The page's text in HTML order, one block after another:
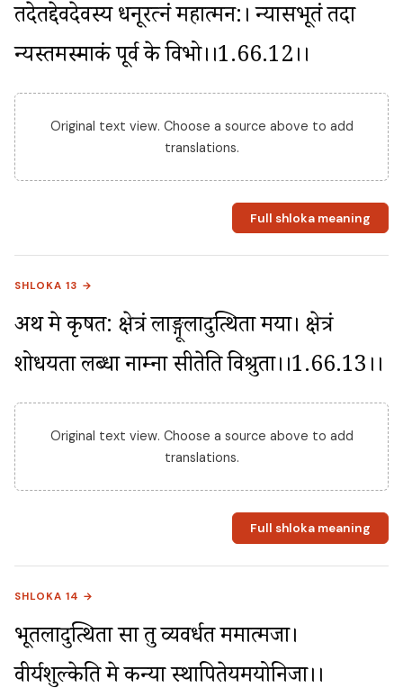
तदेतद्देवदेवस्य धनूरत्नं महात्मन:। न्यासभूतं तदा
न्यस्तमस्माकं पूर्व के विभो।।1.66.12।।
Original text view. Choose a source above to add
translations.
Full shloka meaning
SHLOKA 13 →
अथ मे कृषत: क्षेत्रं लाङ्गूलादुत्थिता मया। क्षेत्रं
शोधयता लब्धा नाम्ना सीतेति विश्रुता।।1.66.13।।
Original text view. Choose a source above to add
translations.
Full shloka meaning
SHLOKA 14 →
भूतलादुत्थिता सा तु व्यवर्धत ममात्मजा।
वीर्यशुल्केति मे कन्या स्थापितेयमयोनिजा।।